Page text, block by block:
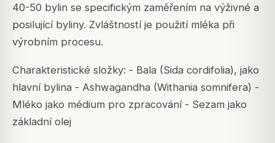
40-50 bylin se specifickým zaměřením na výživné a
posilující byliny. Zvláštností je použití mléka při
výrobním procesu.
Charakteristické složky: - Bala (Sida cordifolia), jako
hlavní bylina - Ashwagandha (Withania somnifera) -
Mléko jako médium pro zpracování - Sezam jako
základní olej